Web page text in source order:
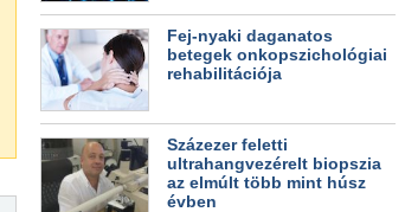
Fej-nyaki daganatos
betegek onkopszichológiai
rehabilitációja
Százezer feletti
ultrahangvezérelt biopszia
az elmúlt több mint húsz
évben